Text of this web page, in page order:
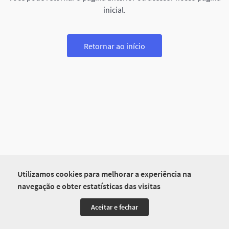
Utilizamos cookies para melhorar a experiência na
navegação e obter estatísticas das visitas
Aceitar e fechar
inicial.
Retornar ao início